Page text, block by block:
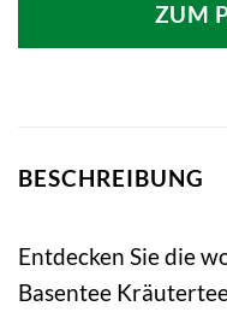
ZUM
BESCHREIBUNG
Entdecken Sie die
Basentee